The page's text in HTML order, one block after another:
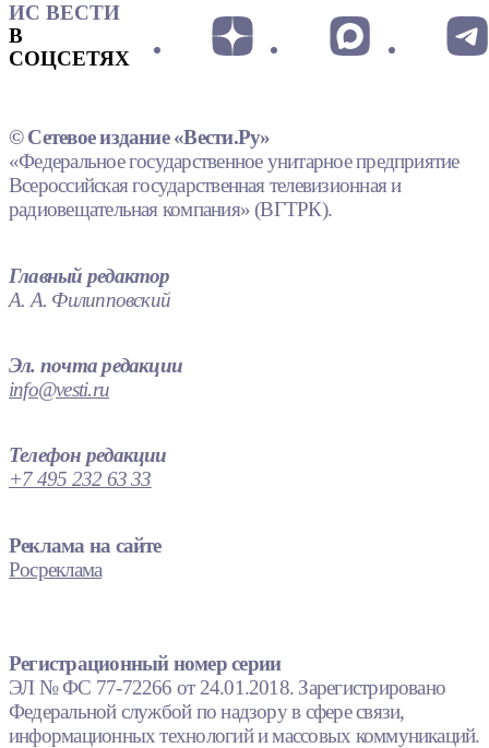
ИС ВЕСТИ
В
СОЦСЕТЯХ
© Сетевое издание «Вести.Ру»
«Федеральное государственное унитарное предприятие
Всероссийская государственная телевизионная и
радиовещательная компания» (ВГТРК).
Главный редактор
А. А. Филипповский
Эл. почта редакции
info@vesti.ru
Телефон редакции
+7 495 232 63 33
Реклама на сайте
Росреклама
Регистрационный номер серии
ЭЛ № ФС 77-72266 от 24.01.2018. Зарегистрировано
Федеральной службой по надзору в сфере связи,
информационных технологий и массовых коммуникаций.